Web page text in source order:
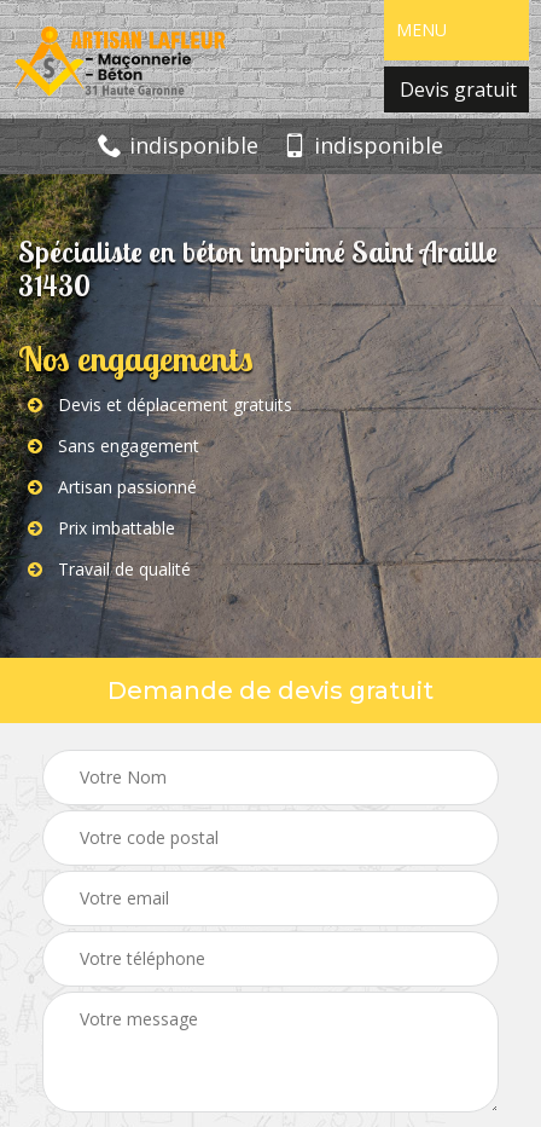
MENU
Devis gratuit
indisponible indisponible
Spécialiste en béton imprimé Saint Araille
31430
Nos engagements
Devis et déplacement gratuits
Sans engagement
Artisan passionné
Prix imbattable
Travail de qualité
Demande de devis gratuit